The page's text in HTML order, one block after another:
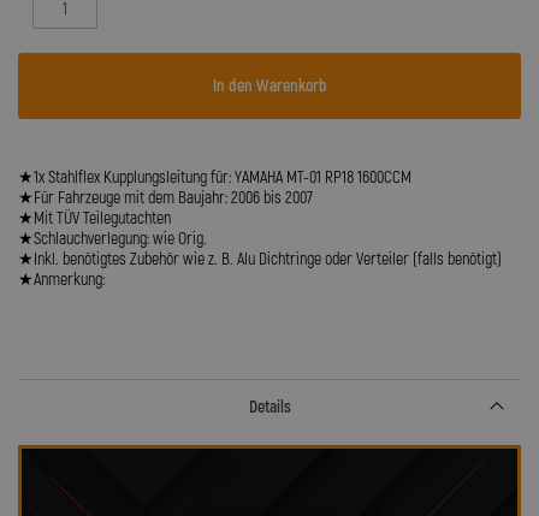
In den Warenkorb
★1x Stahlflex Kupplungsleitung für: YAMAHA MT-01 RP18 1600CCM
★Für Fahrzeuge mit dem Baujahr: 2006 bis 2007
★Mit TÜV Teilegutachten
★Schlauchverlegung: wie Orig.
★Inkl. benötigtes Zubehör wie z. B. Alu Dichtringe oder Verteiler (falls benötigt)
★Anmerkung:
Details